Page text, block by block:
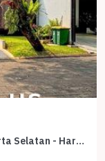
Rumah Area Premium Lebak Bulus, Jakarta Selatan - Harga Terbaik 10,5 Miliar